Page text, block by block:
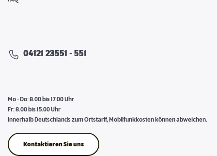
04121 23551 - 551
Mo - Do: 8.00 bis 17.00 Uhr
Fr: 8.00 bis 15.00 Uhr
Innerhalb Deutschlands zum Ortstarif, Mobilfunkkosten können abweichen.
Kontaktieren Sie uns